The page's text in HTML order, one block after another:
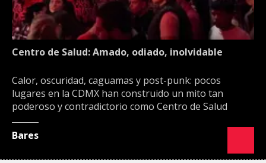
Centro de Salud: Amado, odiado, inolvidable
Calor, oscuridad, caguamas y post-punk: pocos
lugares en la CDMX han construido un mito tan
poderoso y contradictorio como Centro de Salud
Bares